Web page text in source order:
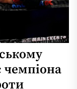
чемпіона